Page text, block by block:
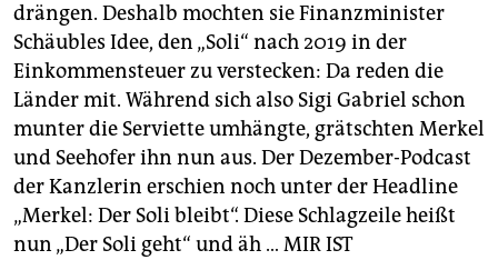
drängen. Deshalb mochten sie Finanzminister
Schäubles Idee, den „Soli“ nach 2019 in der
Einkommensteuer zu verstecken: Da reden die
Länder mit. Während sich also Sigi Gabriel schon
munter die Serviette umhängte, grätschten Merkel
und Seehofer ihn nun aus. Der Dezember-Podcast
der Kanzlerin erschien noch unter der Headline
„Merkel: Der Soli bleibt“. Diese Schlagzeile heißt
nun „Der Soli geht“ und äh … MIR IST